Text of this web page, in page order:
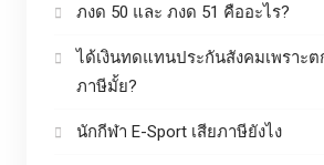
ภงด 50 และ ภงด 51 คืออะไร?
ได้เงินทดแทนประกันสังคมเพราะต
ภาษีมั้ย?
นักกีฬา E-Sport เสียภาษียังไง